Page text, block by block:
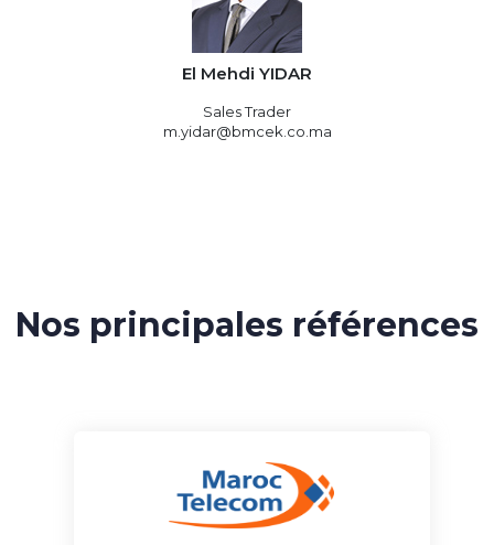
El Mehdi YIDAR
Sales Trader
m.yidar@bmcek.co.ma
Nos principales références